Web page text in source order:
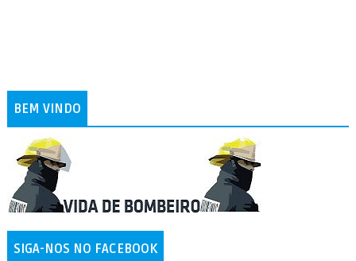
BEM VINDO
SIGA-NOS NO FACEBOOK